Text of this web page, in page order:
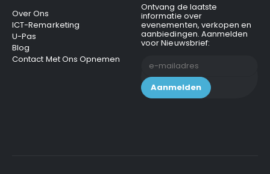
Over Ons
ICT-Remarketing
U-Pas
Blog
Contact Met Ons Opnemen
Ontvang de laatste
informatie over
evenementen, verkopen en
aanbiedingen. Aanmelden
voor Nieuwsbrief: